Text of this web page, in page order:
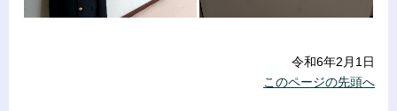
令和6年2月1日
このページの先頭へ